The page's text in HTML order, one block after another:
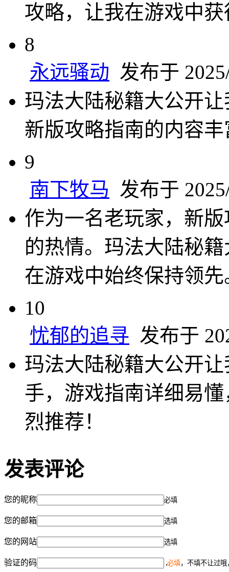
攻略，让我在游戏中
8
永远骚动 发布于
玛法大陆秘籍大公开
新版攻略指南的内容
9
南下牧马 发布于
作为一名老玩家，新
的热情。玛法大陆秘
在游戏中始终保持领先
10
忧郁的追寻 发布于
玛法大陆秘籍大公开
手，游戏指南详细易
烈推荐！
发表评论
您的昵称 必填
您的邮箱 选填
您的网站 选填
验证的码 必填，不填不让过